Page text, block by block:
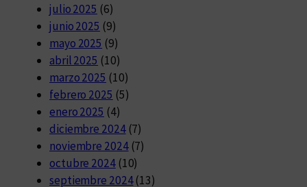
julio 2025 (6)
junio 2025 (9)
mayo 2025 (9)
abril 2025 (10)
marzo 2025 (10)
febrero 2025 (5)
enero 2025 (4)
diciembre 2024(7)
noviembre 2024(7)
octubre 2024(10)
septiembre 2024(13)